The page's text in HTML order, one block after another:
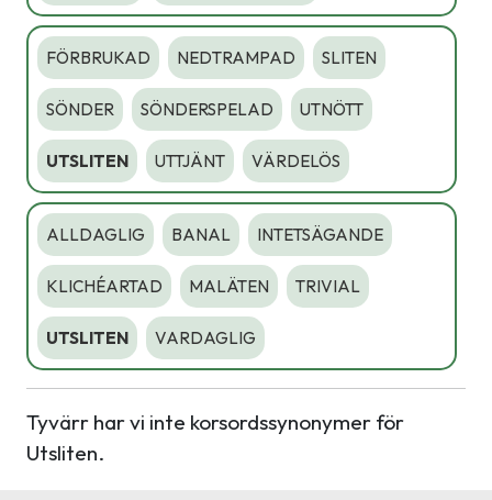
FÖRBRUKAD NEDTRAMPAD SLITEN
SÖNDER SÖNDERSPELAD UTNÖTT
UTSLITEN UTTJÄNT VÄRDELÖS
ALLDAGLIG BANAL INTETSÄGANDE
KLICHÉARTAD MALÄTEN TRIVIAL
UTSLITEN VARDAGLIG
Tyvärr har vi inte korsordssynonymer för
Utsliten.